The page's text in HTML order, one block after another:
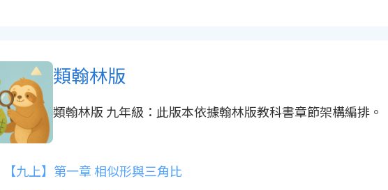
類翰林版
類翰林版 九年級：此版本依據翰林版教科書章節架構編排。
【九上】第一章 相似形與三角比